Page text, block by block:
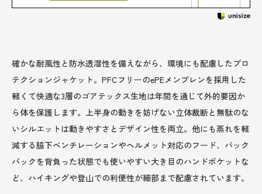
確かな耐風性と防水透湿性を備えながら、環境にも配慮したプロ
テクションジャケット。PFCフリーのePEメンブレンを採用した
軽くて快適な3層のゴアテックス生地は年間を通じて外的要因か
ら体を保護します。上半身の動きを妨げない立体裁断と無駄のな
いシルエットは動きやすさとデザイン性を両立。他にも蒸れを軽
減する脇下ベンチレーションやヘルメット対応のフード、バック
パックを背負った状態でも使いやすい大き目のハンドポケットな
ど、ハイキングや登山での利便性が細部まで配慮されています。